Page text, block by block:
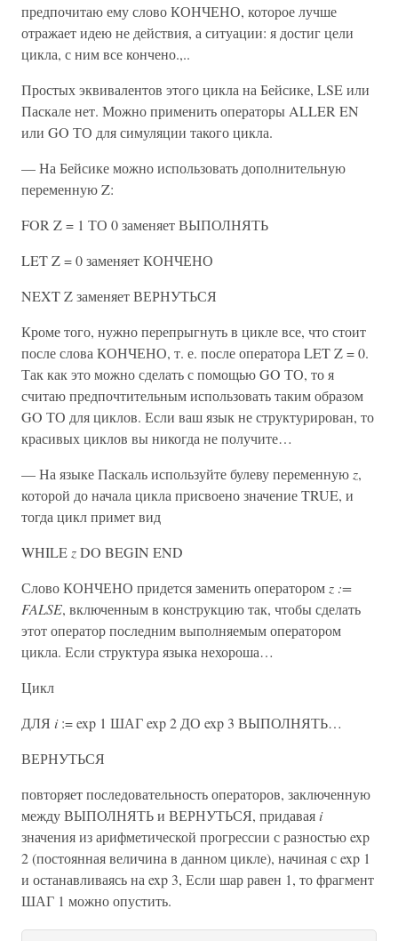
предпочитаю ему слово КОНЧЕНО, которое лучше
отражает идею не действия, а ситуации: я достиг цели
цикла, с ним все кончено.,..
Простых эквивалентов этого цикла на Бейсике, LSE или
Паскале нет. Можно применить операторы ALLER EN
или GO ТО для симуляции такого цикла.
— На Бейсике можно использовать дополнительную
переменную Z:
FOR Z = 1 ТО 0 заменяет ВЫПОЛНЯТЬ
LET Z = 0 заменяет КОНЧЕНО
NEXT Z заменяет ВЕРНУТЬСЯ
Кроме того, нужно перепрыгнуть в цикле все, что стоит
после слова КОНЧЕНО, т. е. после оператора LET Z = 0.
Так как это можно сделать с помощью GO ТО, то я
считаю предпочтительным использовать таким образом
GO ТО для циклов. Если ваш язык не структурирован, то
красивых циклов вы никогда не получите…
— На языке Паскаль используйте булеву переменную z,
которой до начала цикла присвоено значение TRUE, и
тогда цикл примет вид
WHILE zDO BEGIN END
Слово КОНЧЕНО придется заменить оператором z :=
FALSE, включенным в конструкцию так, чтобы сделать
этот оператор последним выполняемым оператором
цикла. Если структура языка нехороша…
Цикл
ДЛЯ i:= exp 1 ШАГ exp 2 ДО exp 3 ВЫПОЛНЯТЬ…
ВЕРНУТЬСЯ
повторяет последовательность операторов, заключенную
между ВЫПОЛНЯТЬ и ВЕРНУТЬСЯ, придавая i
значения из арифметической прогрессии с разностью exp
2 (постоянная величина в данном цикле), начиная с exp 1
и останавливаясь на exp 3, Если шар равен 1, то фрагмент
ШАГ 1 можно опустить.